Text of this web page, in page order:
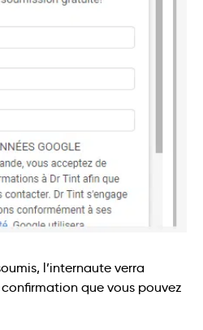
l’internaute verra
que vous pouvez